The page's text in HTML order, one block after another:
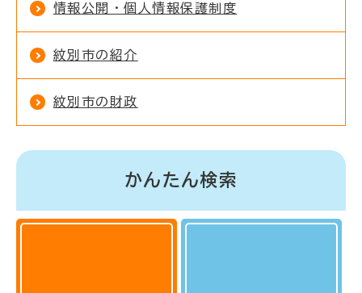
情報公開・個人情報保護制度
紋別市の紹介
紋別市の財政
かんたん検索